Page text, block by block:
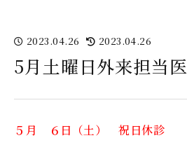
2023.04.26 2023.04.26
5月土曜日外来担当医
５月 ６日（土） 祝日休診